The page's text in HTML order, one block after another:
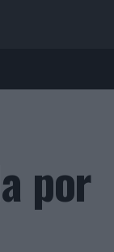
por